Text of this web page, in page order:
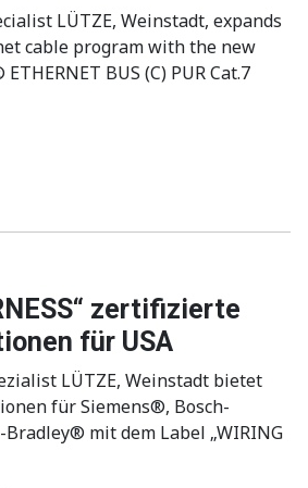
LÜTZE, Weinstadt, expands
cable program with the new
ETHERNET BUS (C) PUR Cat.7
zertifizierte
für USA
LÜTZE, Weinstadt bietet
für Siemens®, Bosch-
mit dem Label „WIRING